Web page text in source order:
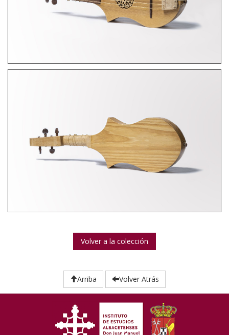
Volver a la colección
Arriba Volver Atrás